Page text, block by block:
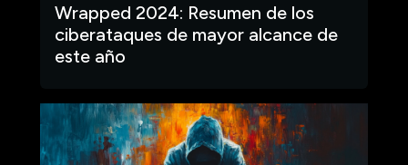
Wrapped 2024: Resumen de los
ciberataques de mayor alcance de
este año